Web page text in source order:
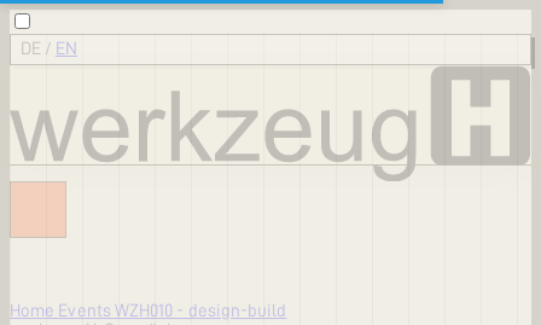
DE / EN
Home Events WZH010 - design-build